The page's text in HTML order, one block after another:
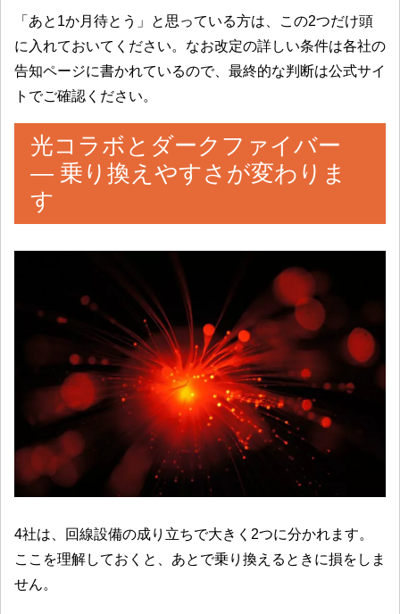
「あと1か月待とう」と思っている方は、この2つだけ頭
に入れておいてください。なお改定の詳しい条件は各社の
告知ページに書かれているので、最終的な判断は公式サイ
トでご確認ください。
光コラボとダークファイバー
― 乗り換えやすさが変わりま
す
4社は、回線設備の成り立ちで大きく2つに分かれます。
ここを理解しておくと、あとで乗り換えるときに損をしま
せん。